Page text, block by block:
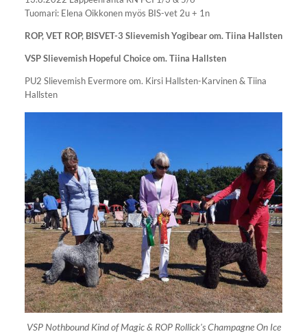
Tuomari: Elena Oikkonen myös BIS-vet 2u + 1n
ROP, VET ROP, BISVET-3 Slievemish Yogibear om. Tiina Hallsten
VSP Slievemish Hopeful Choice om. Tiina Hallsten
PU2 Slievemish Evermore om. Kirsi Hallsten-Karvinen & Tiina
Hallsten
VSP Nothbound Kind of Magic & ROP Rollick's Champagne On Ice